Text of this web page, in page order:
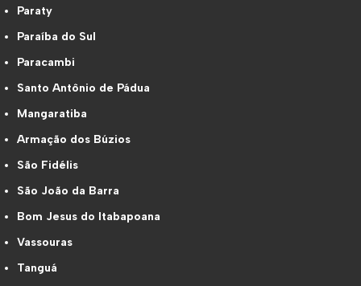
Paraty
Paraíba do Sul
Paracambi
Santo Antônio de Pádua
Mangaratiba
Armação dos Búzios
São Fidélis
São João da Barra
Bom Jesus do Itabapoana
Vassouras
Tanguá